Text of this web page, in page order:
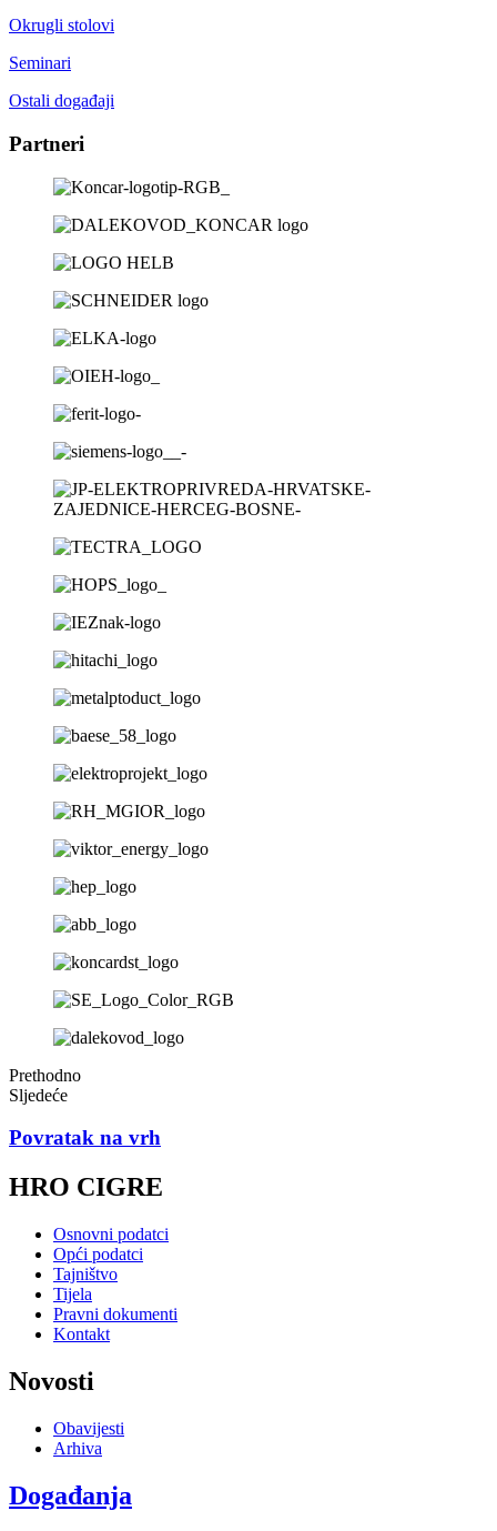
Okrugli stolovi
Seminari
Ostali događaji
Partneri
Prethodno
Sljedeće
Povratak na vrh
HRO CIGRE
Osnovni podatci
Opći podatci
Tajništvo
Tijela
Pravni dokumenti
Kontakt
Novosti
Obavijesti
Arhiva
Događanja